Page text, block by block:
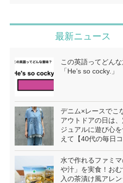
最新ニュース
この英語ってどんな
「He’s so cocky.」
デニム×レースでこ
アウトドアの日は、
ジュアルに遊び心
えて【40代の毎日コ
水で作れるファミ
や汁」を実食！お
入の茶漬け風アレ